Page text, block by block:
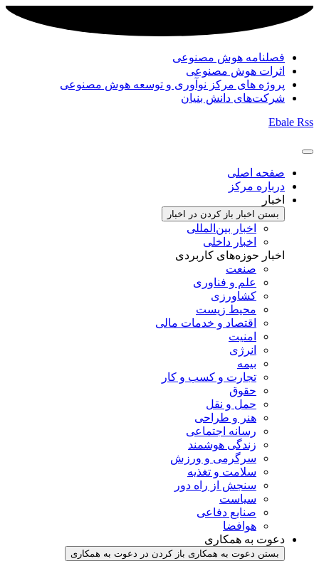
فصلنامه هوش مصنوعی
اثرات هوش مصنوعی
پروژه های مرکز نوآوری و توسعه هوش مصنوعی
شرکت‌های دانش بنیان
Ebale Rss
صفحه اصلی
درباره مرکز
اخبار
بستن اخبار باز کردن در اخبار
اخبار بین‌المللی
اخبار داخلی
اخبار حوزه‌های کاربردی
صنعت
علم و فناوری
کشاورزی
محیط زیست
اقتصاد و خدمات مالی
امنیت
انرژی
بیمه
تجارت و کسب و کار
حقوق
حمل و نقل
هنر و طراحی
رسانه اجتماعی
زندگی هوشمند
سرگرمی و ورزش
سلامت و تغذیه
سنجش از راه دور
سیاست
صنایع دفاعی
هوافضا
دعوت به همکاری
بستن دعوت به همکاری باز کردن در دعوت به همکاری